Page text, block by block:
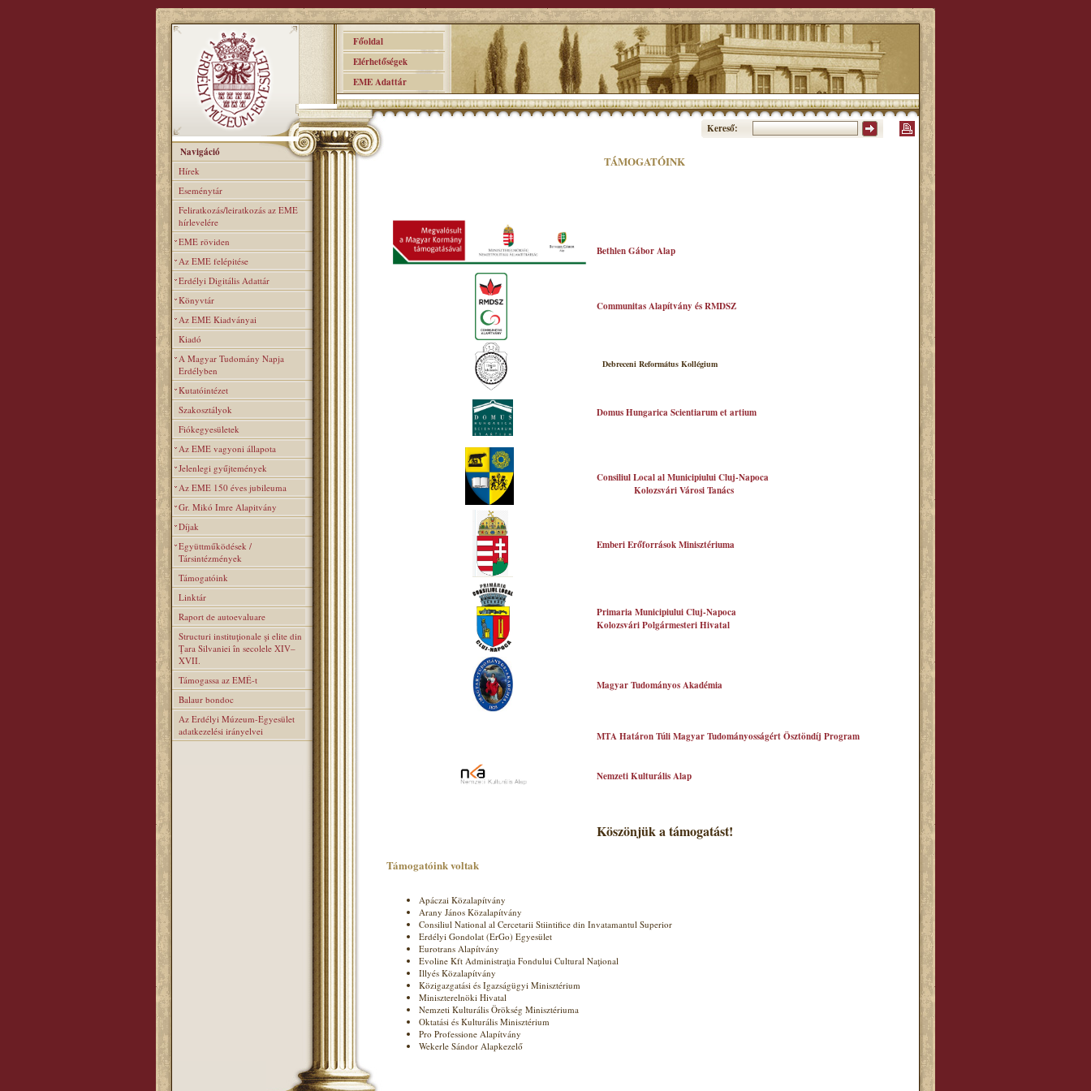
Főoldal
Elérhetőségek
EME Adattár
Kereső:
Navigáció
Hírek
Eseménytár
Feliratkozás/leiratkozás az EME
hírlevelére
EME röviden
Az EME felépitése
Erdélyi Digitális Adattár
Könyvtár
Az EME Kiadványai
Kiadó
A Magyar Tudomány Napja
Erdélyben
Kutatóintézet
Szakosztályok
Fiókegyesületek
Az EME vagyoni állapota
Jelenlegi gyűjtemények
Az EME 150 éves jubileuma
Gr. Mikó Imre Alapitvány
Díjak
Együttműködések /
Társintézmények
Támogatóink
Linktár
Raport de autoevaluare
Structuri instituţionale şi elite din
Ţara Silvaniei în secolele XIV–
XVII.
Támogassa az EMÉ-t
Balaur bondoc
Az Erdélyi Múzeum-Egyesület
adatkezelési irányelvei
TÁMOGATÓINK
Bethlen Gábor Alap
Communitas Alapítvány és RMDSZ
Debreceni Református Kollégium
Domus Hungarica Scientiarum et artium
Consiliul Local al Municipiului Cluj-Napoca
Kolozsvári Városi Tanács
Emberi Erőforrások Minisztériuma
Primaria Municipiului Cluj-Napoca
Kolozsvári Polgármesteri Hivatal
Magyar Tudományos Akadémia
MTA Határon Túli Magyar Tudományosságért Ösztöndíj Program
Nemzeti Kulturális Alap
Köszönjük a támogatást!
Támogatóink voltak
Apáczai Közalapítvány
Arany János Közalapítvány
Consiliul National al Cercetarii Stiintifice din Invatamantul Superior
Erdélyi Gondolat (ErGo) Egyesület
Eurotrans Alapítvány
Evoline Kft Administraţia Fondului Cultural Naţional
Illyés Közalapítvány
Közigazgatási és Igazságügyi Minisztérium
Miniszterelnöki Hivatal
Nemzeti Kulturális Örökség Minisztériuma
Oktatási és Kulturális Minisztérium
Pro Professione Alapítvány
Wekerle Sándor Alapkezelő